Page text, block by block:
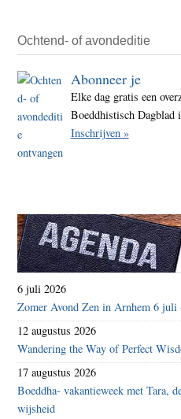
Ochtend- of avondeditie
Abonneer je
Elke dag gratis een
Boeddhistisch Dagblad
Inschrijven »
6 juli 2026
Zomer Avond Zen in Arnhem 6 juli
12 augustus 2026
Wandering the Way of Perfect
17 augustus 2026
Boeddha- vakantieweek met Tara,
wijsheid